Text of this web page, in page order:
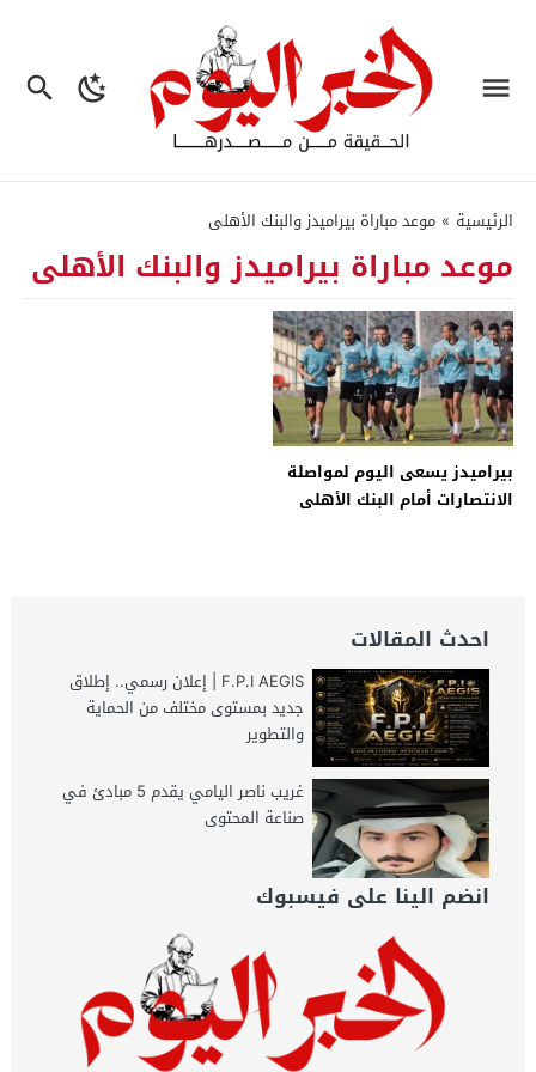
الرئيسية » موعد مباراة بيراميدز والبنك الأهلى
موعد مباراة بيراميدز والبنك الأهلى
بيراميدز يسعى اليوم لمواصلة
الانتصارات أمام البنك الأهلى
احدث المقالات
F.P.I AEGIS | إعلان رسمي.. إطلاق
جديد بمستوى مختلف من الحماية
والتطوير
غريب ناصر اليامي يقدم 5 مبادئ في
صناعة المحتوى
انضم الينا على فيسبوك